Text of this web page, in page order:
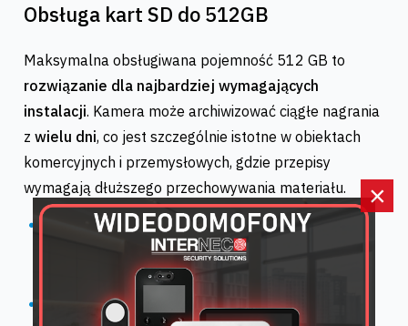
×
Obsługa kart SD do 512GB
Maksymalna obsługiwana pojemność 512 GB to
rozwiązanie dla najbardziej wymagających
instalacji. Kamera może archiwizować ciągłe nagrania
z wielu dni, co jest szczególnie istotne w obiektach
komercyjnych i przemysłowych, gdzie przepisy
wymagają dłuższego przechowywania materiału.
Niezależność od rejestratora: Kamera może
prowadzić zapis niezależnie czy jest podpięta do
rejestratora czy nie.
Ciągłość zapisu:
Dzięki funkcji automatycznego